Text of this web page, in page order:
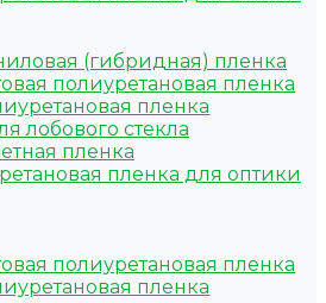
(гибридная) пленка
полиуретановая пленка
пленка
лобового стекла
пленка
пленка для оптики
полиуретановая пленка
пленка